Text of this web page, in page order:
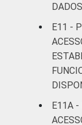
DADOS
E11 -
E11A -